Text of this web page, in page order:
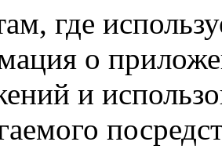
где
о
и